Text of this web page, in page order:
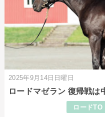
2025年9月14日日曜日
ロードマゼラン 復帰戦は
ロードTO